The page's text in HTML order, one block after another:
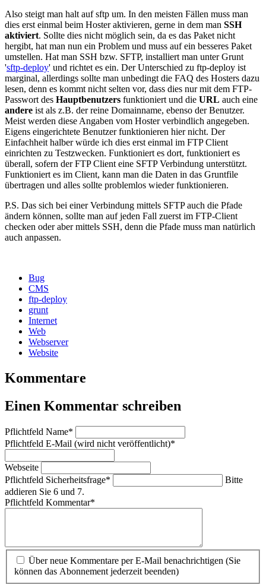
Also steigt man halt auf sftp um. In den meisten Fällen muss man
dies erst einmal beim Hoster aktivieren, gerne in dem man SSH
aktiviert. Sollte dies nicht möglich sein, da es das Paket nicht
hergibt, hat man nun ein Problem und muss auf ein besseres Paket
umstellen. Hat man SSH bzw. SFTP, installiert man unter Grunt
'sftp-deploy' und richtet es ein. Der Unterschied zu ftp-deploy ist
marginal, allerdings sollte man unbedingt die FAQ des Hosters dazu
lesen, denn es kommt nicht selten vor, dass dies nur mit dem FTP-
Passwort des Hauptbenutzers funktioniert und die URL auch eine
andere ist als z.B. der reine Domainname, ebenso der Benutzer.
Meist werden diese Angaben vom Hoster verbindlich angegeben.
Eigens eingerichtete Benutzer funktionieren hier nicht. Der
Einfachheit halber würde ich dies erst einmal im FTP Client
einrichten zu Testzwecken. Funktioniert es dort, funktioniert es
überall, sofern der FTP Client eine SFTP Verbindung unterstützt.
Funktioniert es im Client, kann man die Daten in das Gruntfile
übertragen und alles sollte problemlos wieder funktionieren.
P.S. Das sich bei einer Verbindung mittels SFTP auch die Pfade
ändern können, sollte man auf jeden Fall zuerst im FTP-Client
checken oder aber mittels SSH, denn die Pfade muss man natürlich
auch anpassen.
Bug
CMS
ftp-deploy
grunt
Internet
Web
Webserver
Website
Kommentare
Einen Kommentar schreiben
Pflichtfeld Name*
Pflichtfeld E-Mail (wird nicht veröffentlicht)*
Webseite
Pflichtfeld Sicherheitsfrage*
Bitte
addieren Sie 6 und 7.
Pflichtfeld Kommentar*
Über neue Kommentare per E-Mail benachrichtigen (Sie
können das Abonnement jederzeit beenden)